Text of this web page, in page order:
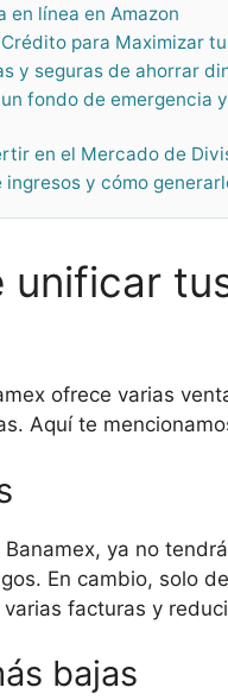
en línea en Amazon
para Maximizar
y seguras de ahorrar
fondo de emergencia
en el Mercado de
y cómo
unificar
ofrece varias
Aquí te
ya no
En cambio, solo
facturas y
bajas